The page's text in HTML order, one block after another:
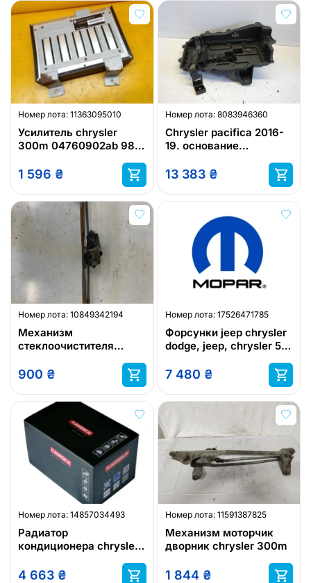
Номер лота: 11363095010
Усилитель chrysler
300m 04760902ab 98-
1 596 ₴
Номер лота: 8083946360
Chrysler pacifica 2016-
19. основание
13 383 ₴
Номер лота: 10849342194
Механизм
стеклоочистителя
900 ₴
Номер лота: 17526471785
Форсунки jeep chrysler
dodge, jeep, chrysler 5.7
7 480 ₴
Номер лота: 14857034493
Радиатор
кондиционера chrysler
4 663 ₴
Номер лота: 11591387825
Механизм моторчик
дворник chrysler 300m
1 844 ₴